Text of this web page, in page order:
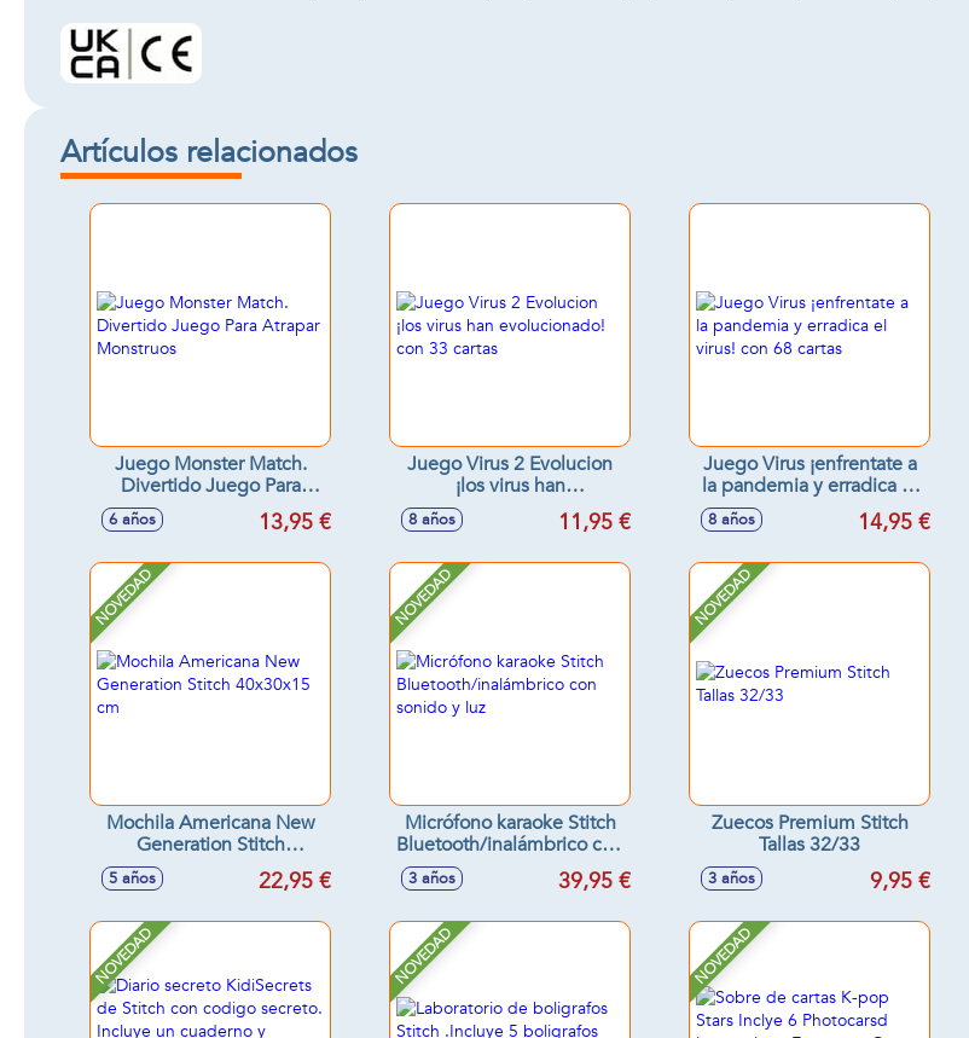
Artículos relacionados
Juego Monster Match.
Divertido Juego Para
Atrapar Monstruos
6 años 13,95 €
Juego Virus 2 Evolucion
¡los virus han
evolucionado! con 33
8 años 11,95 €
Juego Virus ¡enfrentate a
la pandemia y erradica el
virus! con 68 cartas
8 años 14,95 €
NOVEDAD
Mochila Americana New
Generation Stitch
40x30x15 cm
5 años 22,95 €
NOVEDAD
Micrófono karaoke Stitch
Bluetooth/inalámbrico con
sonido y luz
3 años 39,95 €
NOVEDAD
Zuecos Premium Stitch
Tallas 32/33
3 años 9,95 €
NOVEDAD NOVEDAD NOVEDAD